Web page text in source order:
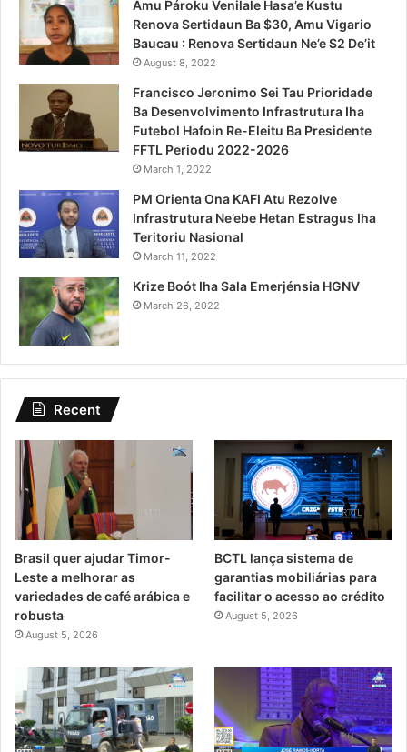
Amu Pároku Venilale Hasa’e Kustu
Renova Sertidaun Ba $30, Amu Vigario
Baucau : Renova Sertidaun Ne’e $2 De’it
August 8, 2022
Francisco Jeronimo Sei Tau Prioridade
Ba Desenvolvimento Infrastrutura Iha
Futebol Hafoin Re-Eleitu Ba Presidente
FFTL Periodu 2022-2026
March 1, 2022
PM Orienta Ona KAFI Atu Rezolve
Infrastrutura Ne’ebe Hetan Estragus Iha
Teritoriu Nasional
March 11, 2022
Krize Boót Iha Sala Emerjénsia HGNV
March 26, 2022
Recent
Brasil quer ajudar Timor-
Leste a melhorar as
variedades de café arábica e
robusta
August 5, 2026
BCTL lança sistema de
garantias mobiliárias para
facilitar o acesso ao crédito
August 5, 2026